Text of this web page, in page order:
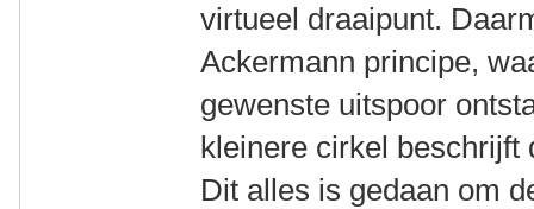
virtueel draaipunt.
Ackermann principe,
gewenste uitspoor
kleinere cirkel beschrijft
Dit alles is gedaan om